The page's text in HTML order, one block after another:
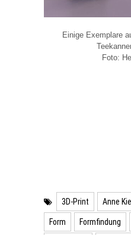
Einige Exemplare
Foto:
3D-Print Anne
Form Formfindung